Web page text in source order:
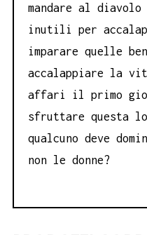
mandare al
inutili per
imparare quelle
accalappiare la
affari il primo
sfruttare questa
qualcuno deve
non le donne?